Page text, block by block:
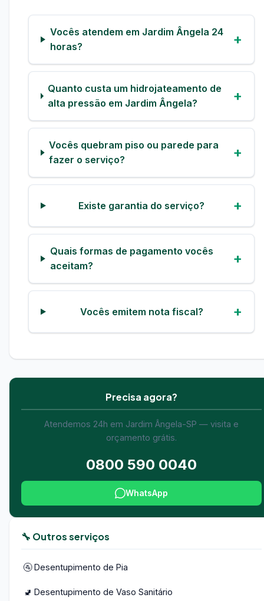
Vocês atendem em Jardim Ângela 24
horas?
Quanto custa um hidrojateamento de
alta pressão em Jardim Ângela?
Vocês quebram piso ou parede para
fazer o serviço?
Existe garantia do serviço?
Quais formas de pagamento vocês
aceitam?
Vocês emitem nota fiscal?
Precisa agora?
Atendemos 24h em Jardim Ângela-SP — visita e
orçamento grátis.
0800 590 0040
WhatsApp
🔧 Outros serviços
🚰 Desentupimento de Pia
🚽 Desentupimento de Vaso Sanitário